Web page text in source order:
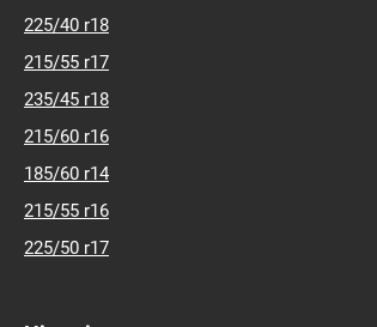
225/40 r18
215/55 r17
235/45 r18
215/60 r16
185/60 r14
215/55 r16
225/50 r17